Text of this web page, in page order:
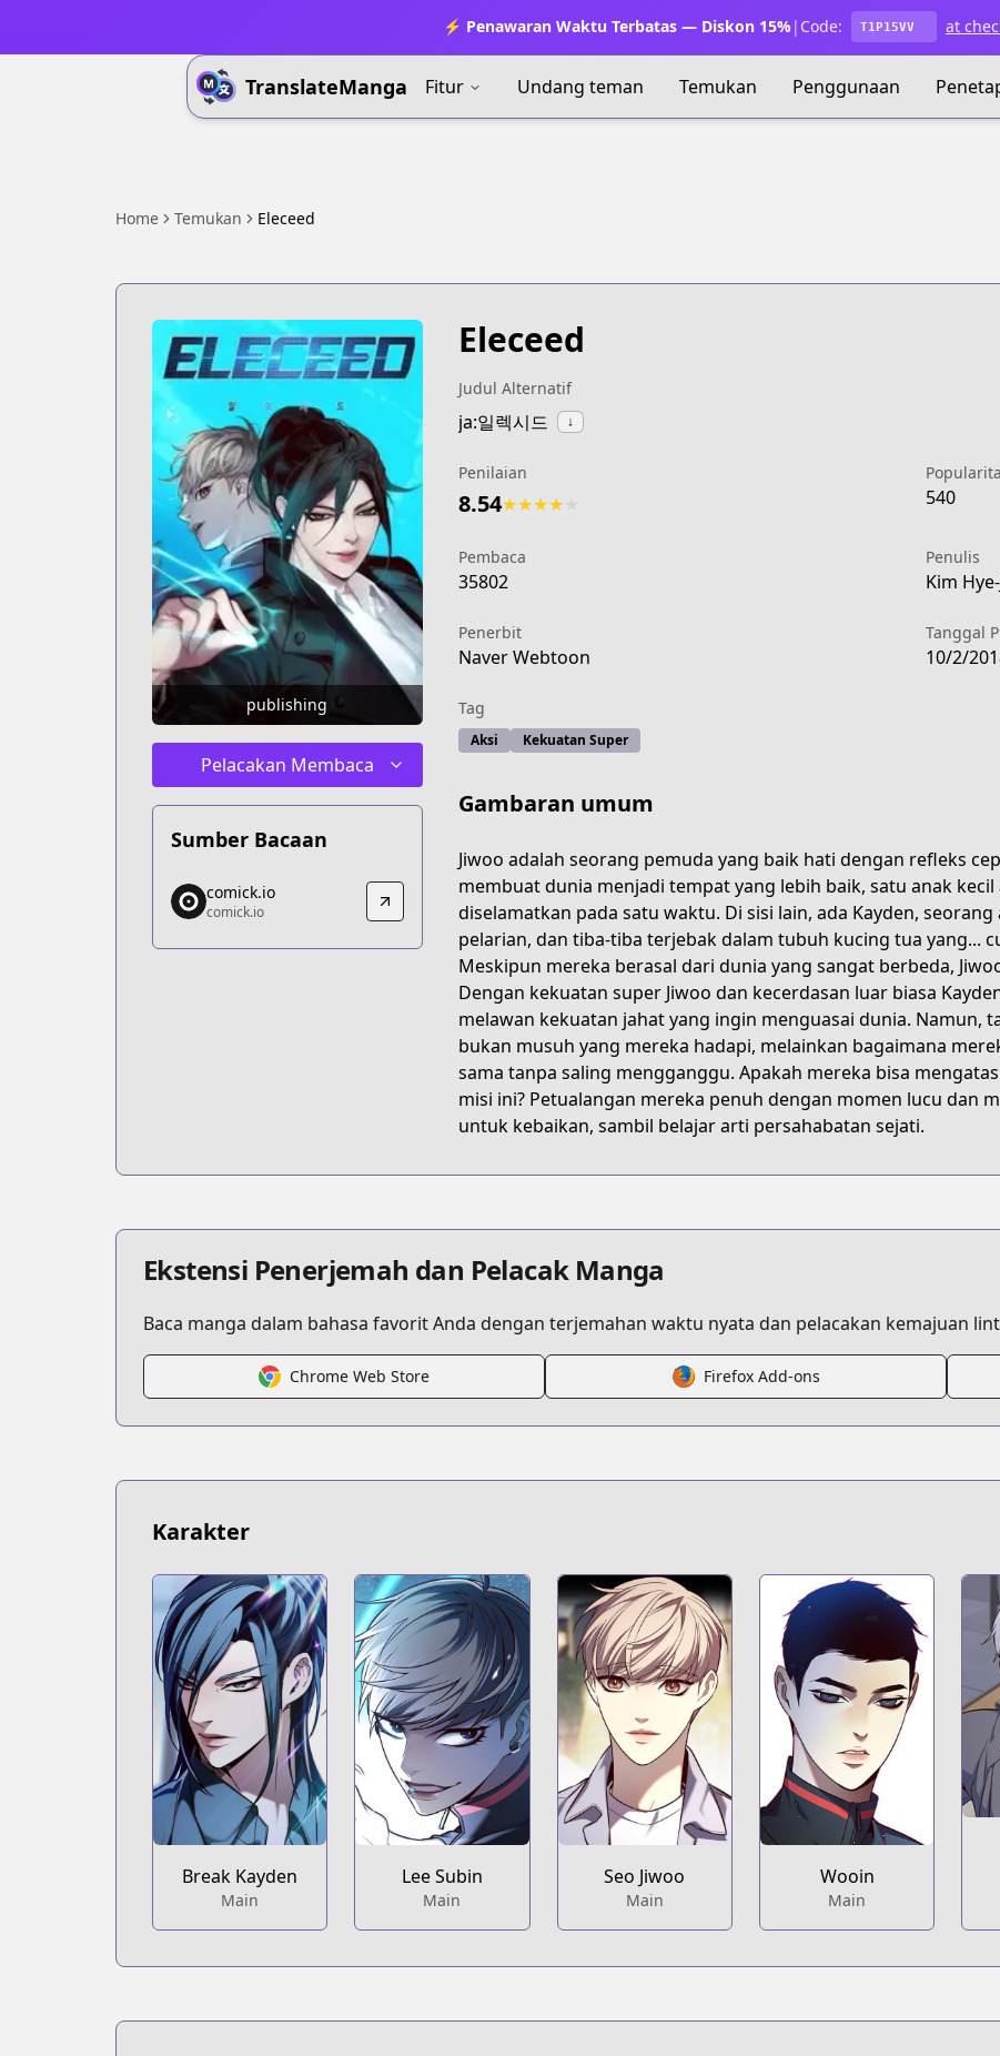
⚡ Penawaran Waktu Terbatas — Diskon 15%| Code: T1P15VV at
TranslateManga Fitur Undang teman Temukan Penggunaan
Home Temukan Eleceed
publishing
Pelacakan Membaca
Sumber Bacaan
comick.io
comick.io
https://comick.io/comic/04-eleceed
comick.io
comick.io
Eleceed
Judul Alternatif
ja:일렉시드 ↓
Penilaian
8.54★★★★ 540
Pembaca
35802
Penulis
Kim
Penerbit
Naver Webtoon
Tanggal
10/2/
Tag
Aksi Kekuatan Super
Gambaran umum
Jiwoo adalah seorang pemuda yang baik hati dengan refleks
membuat dunia menjadi tempat yang lebih baik, satu anak
diselamatkan pada satu waktu. Di sisi lain, ada Kayden,
pelarian, dan tiba-tiba terjebak dalam tubuh kucing tua yang...
Meskipun mereka berasal dari dunia yang sangat berbeda,
Dengan kekuatan super Jiwoo dan kecerdasan luar biasa
melawan kekuatan jahat yang ingin menguasai dunia. Namun,
bukan musuh yang mereka hadapi, melainkan bagaimana
sama tanpa saling mengganggu. Apakah mereka bisa
misi ini? Petualangan mereka penuh dengan momen lucu dan
untuk kebaikan, sambil belajar arti persahabatan sejati.
Ekstensi Penerjemah dan Pelacak Manga
Baca manga dalam bahasa favorit Anda dengan terjemahan waktu nyata dan pelacakan kemajuan
Chrome Web Store Firefox Add-ons
Karakter
Break Kayden
Main
Lee Subin
Main
Seo Jiwoo
Main
Wooin
Main